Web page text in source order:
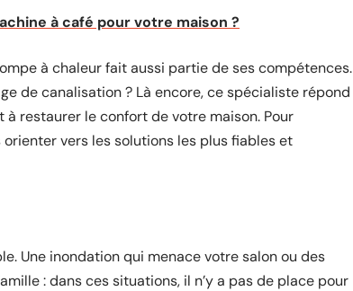
à café pour votre maison ?
à chaleur fait aussi partie de ses compétences.
de canalisation ? Là encore, ce spécialiste répond
restaurer le confort de votre maison. Pour
vers les solutions les plus fiables et
Une inondation qui menace votre salon ou des
: dans ces situations, il n’y a pas de place pour